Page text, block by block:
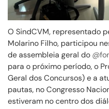
O SindCVM, representado
Molarino Filho, participou
de assembleia geral do
para o próximo período, o
Geral dos Concursos) e a
pautas, no Congresso
estiveram no centro dos